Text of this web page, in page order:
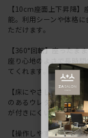
【10cm座面上下昇降
能。利用シーンや体格
ただけます。
【360°回転】座ったま
座り心地のよさで長時
てくれます。
【床にやさしいウレタ
のあるウレタン素材を
が付きにくいウレタン
【操作しやすい各種調